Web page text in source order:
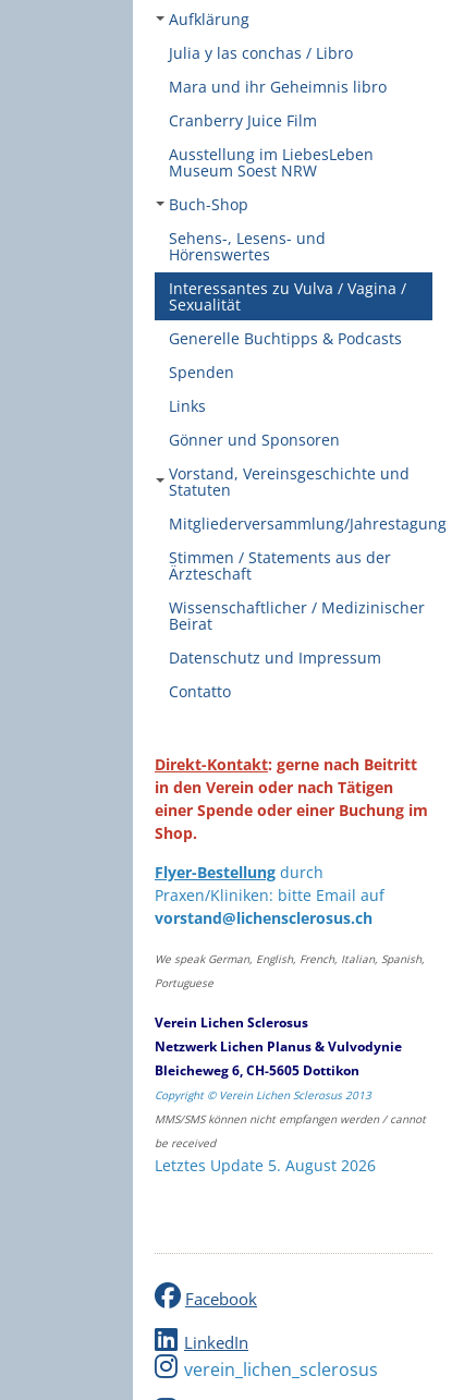
Aufklärung
Julia y las conchas / Libro
Mara und ihr Geheimnis libro
Cranberry Juice Film
Ausstellung im LiebesLeben
Museum Soest NRW
Buch-Shop
Sehens-, Lesens- und
Hörenswertes
Interessantes zu Vulva / Vagina /
Sexualität
Generelle Buchtipps & Podcasts
Spenden
Links
Gönner und Sponsoren
Vorstand, Vereinsgeschichte und
Statuten
Mitgliederversammlung/Jahrestagung
Stimmen / Statements aus der
Ärzteschaft
Wissenschaftlicher / Medizinischer
Beirat
Datenschutz und Impressum
Contatto
Direkt-Kontakt: gerne nach Beitritt
in den Verein oder nach Tätigen
einer Spende oder einer Buchung im
Shop.
Flyer-Bestellung durch
Praxen/Kliniken: bitte Email auf
vorstand@lichensclerosus.ch
We speak German, English, French, Italian, Spanish,
Portuguese
Verein Lichen Sclerosus
Netzwerk Lichen Planus & Vulvodynie
Bleicheweg 6, CH-5605 Dottikon
Copyright © Verein Lichen Sclerosus 2013
MMS/SMS können nicht empfangen werden / cannot
be received
Letztes Update 5. August 2026
Facebook
LinkedIn
verein_lichen_sclerosus